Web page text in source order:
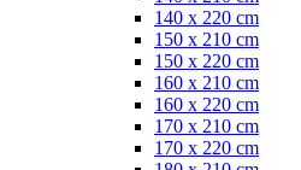
140 x 220 cm
150 x 210 cm
150 x 220 cm
160 x 210 cm
160 x 220 cm
170 x 210 cm
170 x 220 cm